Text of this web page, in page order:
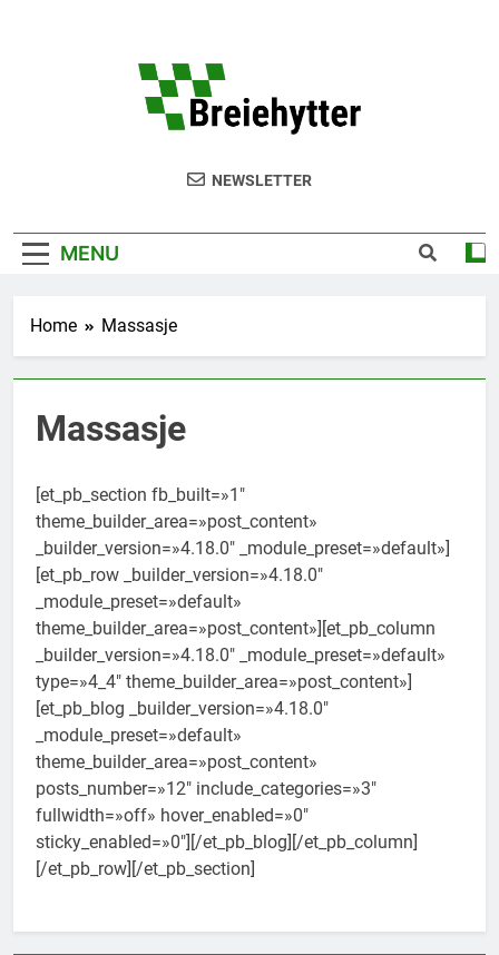
BreieNEWSLETTER
MENU
Home Massasje
Massasje
[et_pb_section fb_built=»1″
theme_builder_area=»post_content»
_builder_version=»4.18.0″ _module_preset=»default»]
[et_pb_row _builder_version=»4.18.0″
_module_preset=»default»
theme_builder_area=»post_content»][et_pb_column
_builder_version=»4.18.0″ _module_preset=»default»
type=»4_4″ theme_builder_area=»post_content»]
[et_pb_blog _builder_version=»4.18.0″
_module_preset=»default»
theme_builder_area=»post_content»
posts_number=»12″ include_categories=»3″
fullwidth=»off» hover_enabled=»0″
sticky_enabled=»0″][/et_pb_blog][/et_pb_column]
[/et_pb_row][/et_pb_section]